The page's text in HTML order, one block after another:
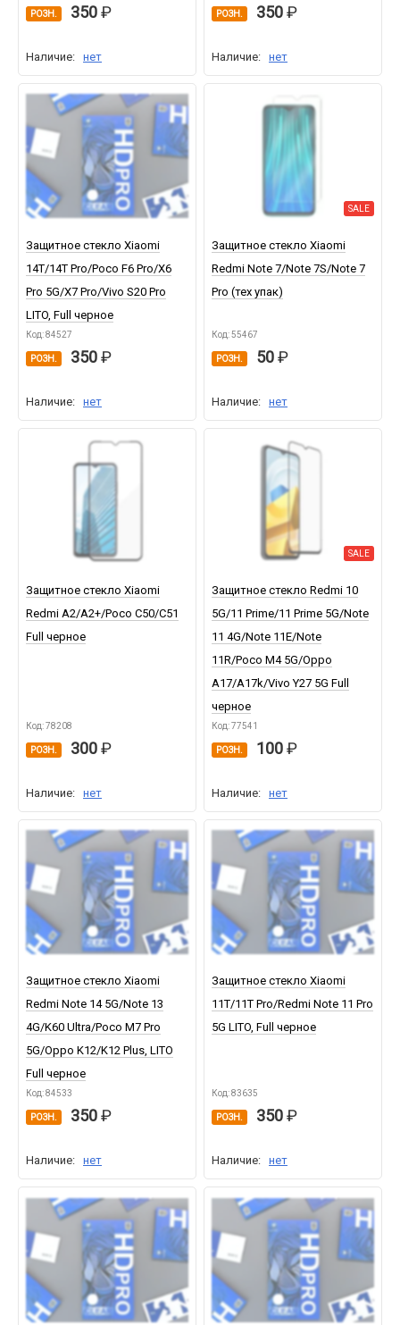
РОЗН. 350
Наличие: нет
РОЗН. 350
Наличие: нет
Защитное стекло Xiaomi
14T/14T Pro/Poco F6 Pro/X6
Pro 5G/X7 Pro/Vivo S20 Pro
LITO, Full черное
Код: 84527
РОЗН. 350
Наличие: нет
SALE
Защитное стекло Xiaomi
Redmi Note 7/Note 7S/Note 7
Pro (тех упак)
Код: 55467
РОЗН. 50
Наличие: нет
Защитное стекло Xiaomi
Redmi A2/A2+/Poco C50/C51
Full черное
Код: 78208
РОЗН. 300
Наличие: нет
SALE
Защитное стекло Redmi 10
5G/11 Prime/11 Prime 5G/Note
11 4G/Note 11E/Note
11R/Poco M4 5G/Oppo
A17/A17k/Vivo Y27 5G Full
черное
Код: 77541
РОЗН. 100
Наличие: нет
Защитное стекло Xiaomi
Redmi Note 14 5G/Note 13
4G/K60 Ultra/Poco M7 Pro
5G/Oppo K12/K12 Plus, LITO
Full черное
Код: 84533
РОЗН. 350
Наличие: нет
Защитное стекло Xiaomi
11T/11T Pro/Redmi Note 11 Pro
5G LITO, Full черное
Код: 83635
РОЗН. 350
Наличие: нет